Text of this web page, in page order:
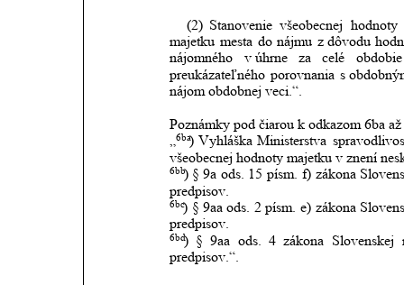
(2) Stanovenie všeobecnej hodnoty
majetku mesta do nájmu z dôvodu
nájomného
v úhrne za celé
obdobie
preukázateľného porovnania s
nájom obdobnej veci.“.
Poznámky pod čiarou k odkazom 6ba
6ba) Vyhláška Ministerstva
všeobecnej hodnoty majetku v znení
6bb) § 9a ods. 15 písm. f) zákona
predpisov.
6bc) § 9aa ods. 2 písm. e) zákona
predpisov.
6bd) § 9aa ods. 4 zákona Slovenskej
predpisov.“.